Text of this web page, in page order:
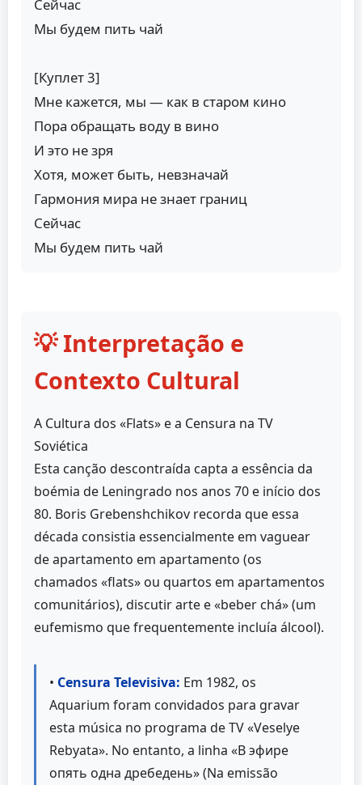
Сейчас
Мы будем пить чай
[Куплет 3]
Мне кажется, мы — как в старом кино
Пора обращать воду в вино
И это не зря
Хотя, может быть, невзначай
Гармония мира не знает границ
Сейчас
Мы будем пить чай
💡 Interpretação e
Contexto Cultural
A Cultura dos «Flats» e a Censura na TV
Soviética
Esta canção descontraída capta a essência da
boémia de Leningrado nos anos 70 e início dos
80. Boris Grebenshchikov recorda que essa
década consistia essencialmente em vaguear
de apartamento em apartamento (os
chamados «flats» ou quartos em apartamentos
comunitários), discutir arte e «beber chá» (um
eufemismo que frequentemente incluía álcool).
• Censura Televisiva: Em 1982, os
Aquarium foram convidados para gravar
esta música no programa de TV «Veselye
Rebyata». No entanto, a linha «В эфире
опять одна дребедень» (Na emissão